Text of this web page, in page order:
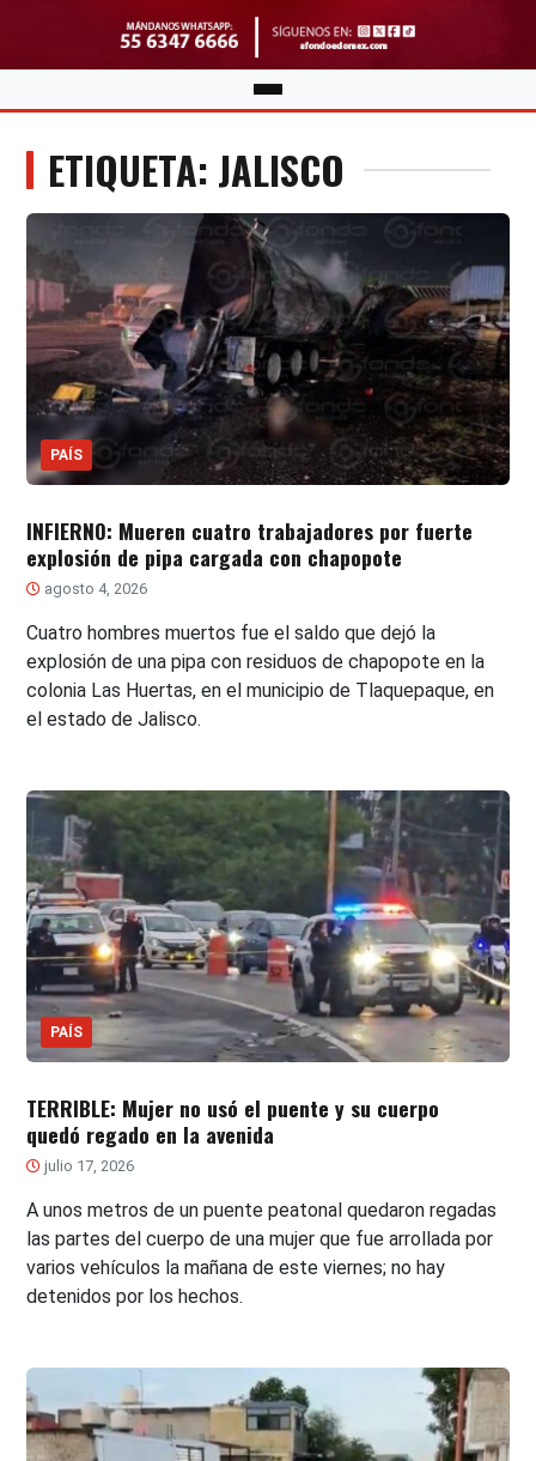
ETIQUETA: JALISCO
PAÍS
INFIERNO: Mueren cuatro trabajadores por fuerte
explosión de pipa cargada con chapopote
agosto 4, 2026
Cuatro hombres muertos fue el saldo que dejó la
explosión de una pipa con residuos de chapopote en la
colonia Las Huertas, en el municipio de Tlaquepaque, en
el estado de Jalisco.
PAÍS
TERRIBLE: Mujer no usó el puente y su cuerpo
quedó regado en la avenida
julio 17, 2026
A unos metros de un puente peatonal quedaron regadas
las partes del cuerpo de una mujer que fue arrollada por
varios vehículos la mañana de este viernes; no hay
detenidos por los hechos.